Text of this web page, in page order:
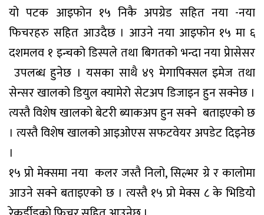
यो पटक आइफोन १५ निकै अपग्रेड सहित नया -नया
फिचरहरु सहित आउदैछ । आउने नया आइफोन १५ मा ६
दशमलव १ इन्चको डिस्पले तथा बिगतको भन्दा नया प्रेासेसर
उपलब्ध हुनेछ । यसका साथै ४९ मेगापिक्सल इमेज तथा
सेन्सर खालको डियुल क्यामेरो सेटअप डिजाइन हुन सक्नेछ ।
त्यस्तै विशेष खालको बेटरी ब्याकअप हुन सक्ने बताइएको छ
। त्यस्तै विशेष खालको आइओएस सफटवेयर अपडेट दिइनेछ
।
१५ प्रो मेक्समा नया कलर जस्तै निलो, सिल्भर ग्रे र कालोमा
आउने सक्ने बताइएको छ । त्यस्तै १५ प्रो मेक्स ८ के भिडियो